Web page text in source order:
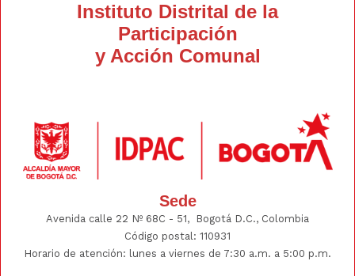
Instituto Distrital de la
Participación
y Acción Comunal
Sede
Avenida calle 22 Nº 68C - 51, Bogotá D.C., Colombia
Código postal: 110931
Horario de atención: lunes a viernes de 7:30 a.m. a 5:00 p.m.